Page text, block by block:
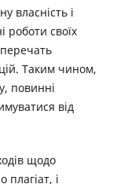
власність і
роботи своїх
Таким чином,
повинні
від
щодо
плагіат, і